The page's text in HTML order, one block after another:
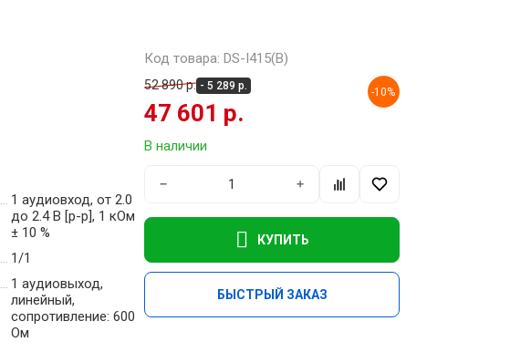
1 аудиовход, от 2.0
до 2.4 В [p-p], 1 кОм
± 10 %
1/1
1 аудиовыход,
линейный,
сопротивление: 600
Ом
Код товара: DS-I415(B)
52 890 р. - 5 289 р.
47 601 р.
-10%
В наличии
− +
КУПИТЬ
БЫСТРЫЙ ЗАКАЗ